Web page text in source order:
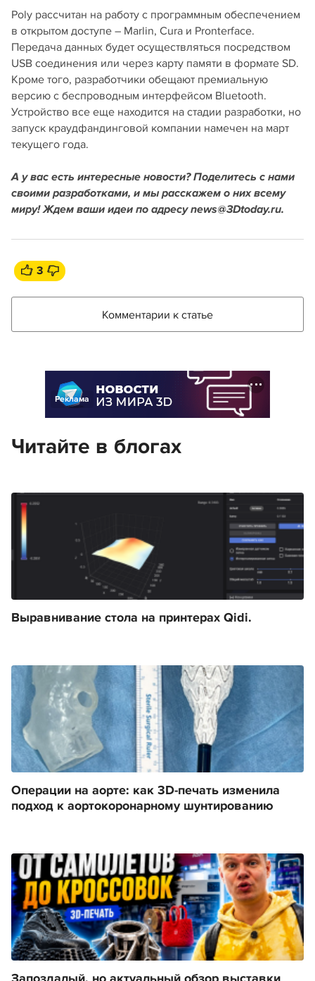
Poly рассчитан на работу с программным обеспечением
в открытом доступе – Marlin, Cura и Pronterface.
Передача данных будет осуществляться посредством
USB соединения или через карту памяти в формате SD.
Кроме того, разработчики обещают премиальную
версию с беспроводным интерфейсом Bluetooth.
Устройство все еще находится на стадии разработки, но
запуск краудфандинговой компании намечен на март
текущего года.
А у вас есть интересные новости? Поделитесь с нами
своими разработками, и мы расскажем о них всему
миру! Ждем ваши идеи по адресу news@3Dtoday.ru.
3
Комментарии к статье
Реклама
Читайте в блогах
Выравнивание стола на принтерах Qidi.
Операции на аорте: как 3D-печать изменила
подход к аортокоронарному шунтированию